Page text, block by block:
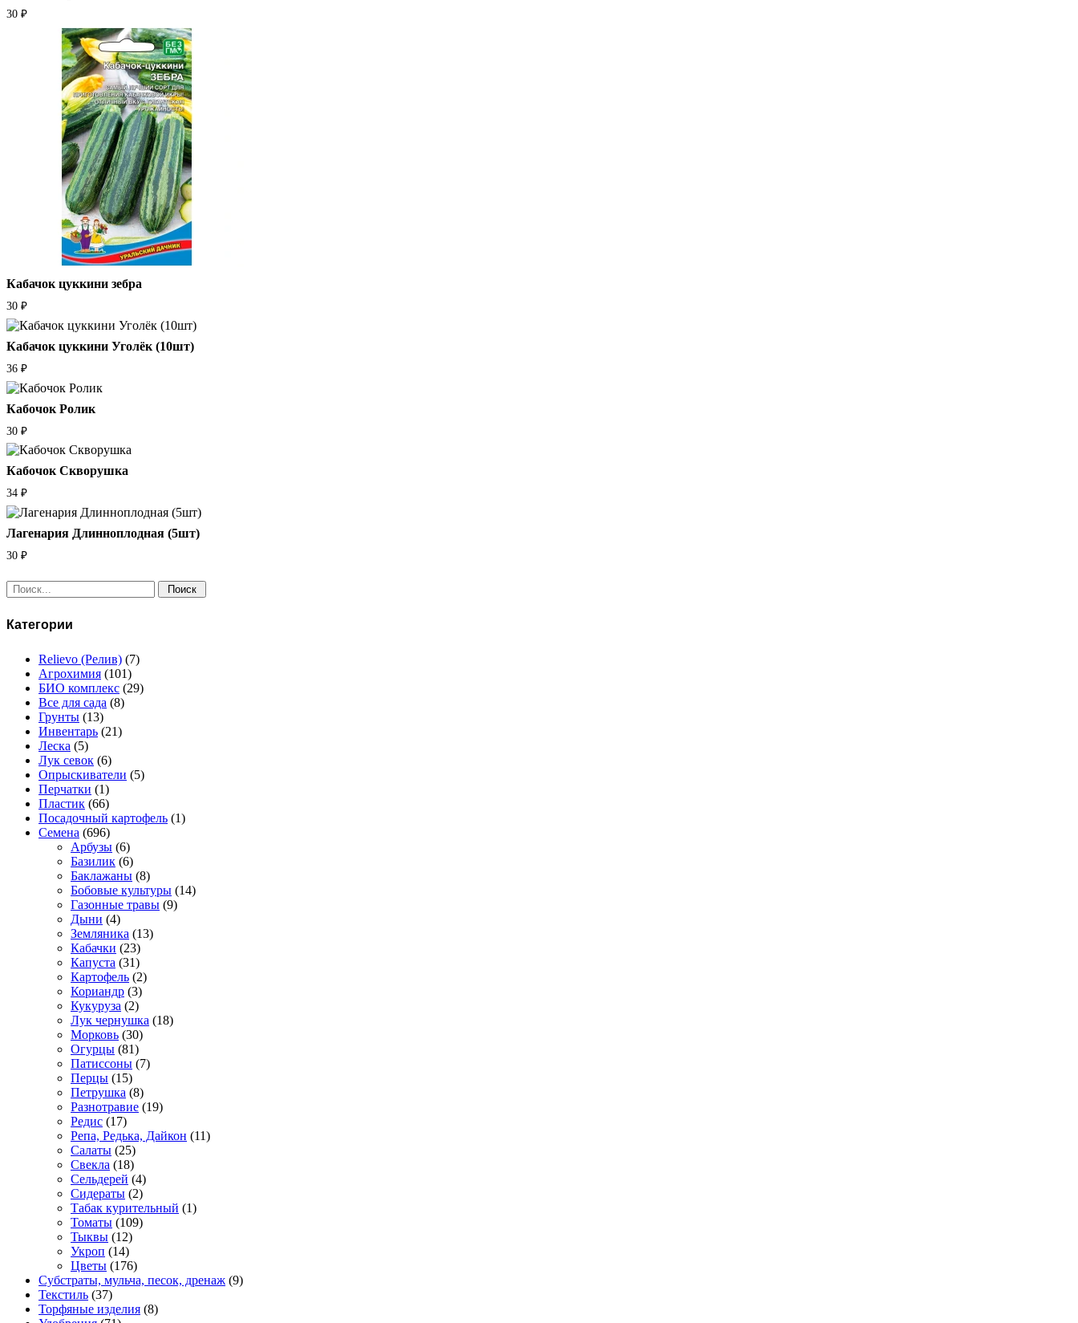
30 ₽
Кабачок цуккини зебра
30 ₽
Кабачок цуккини Уголёк (10шт)
36 ₽
Кабочок Ролик
30 ₽
Кабочок Скворушка
34 ₽
Лагенария Длинноплодная (5шт)
30 ₽
Поиск:
Категории
Relievo (Релив) (7)
Агрохимия (101)
БИО комплекс (29)
Все для сада (8)
Грунты (13)
Инвентарь (21)
Леска (5)
Лук севок (6)
Опрыскиватели (5)
Перчатки (1)
Пластик (66)
Посадочный картофель (1)
Семена (696)
Арбузы (6)
Базилик (6)
Баклажаны (8)
Бобовые культуры (14)
Газонные травы (9)
Дыни (4)
Земляника (13)
Кабачки (23)
Капуста (31)
Картофель (2)
Кориандр (3)
Кукуруза (2)
Лук чернушка (18)
Морковь (30)
Огурцы (81)
Патиссоны (7)
Перцы (15)
Петрушка (8)
Разнотравие (19)
Редис (17)
Репа, Редька, Дайкон (11)
Салаты (25)
Свекла (18)
Сельдерей (4)
Сидераты (2)
Табак курительный (1)
Томаты (109)
Тыквы (12)
Укроп (14)
Цветы (176)
Субстраты, мульча, песок, дренаж (9)
Текстиль (37)
Торфяные изделия (8)